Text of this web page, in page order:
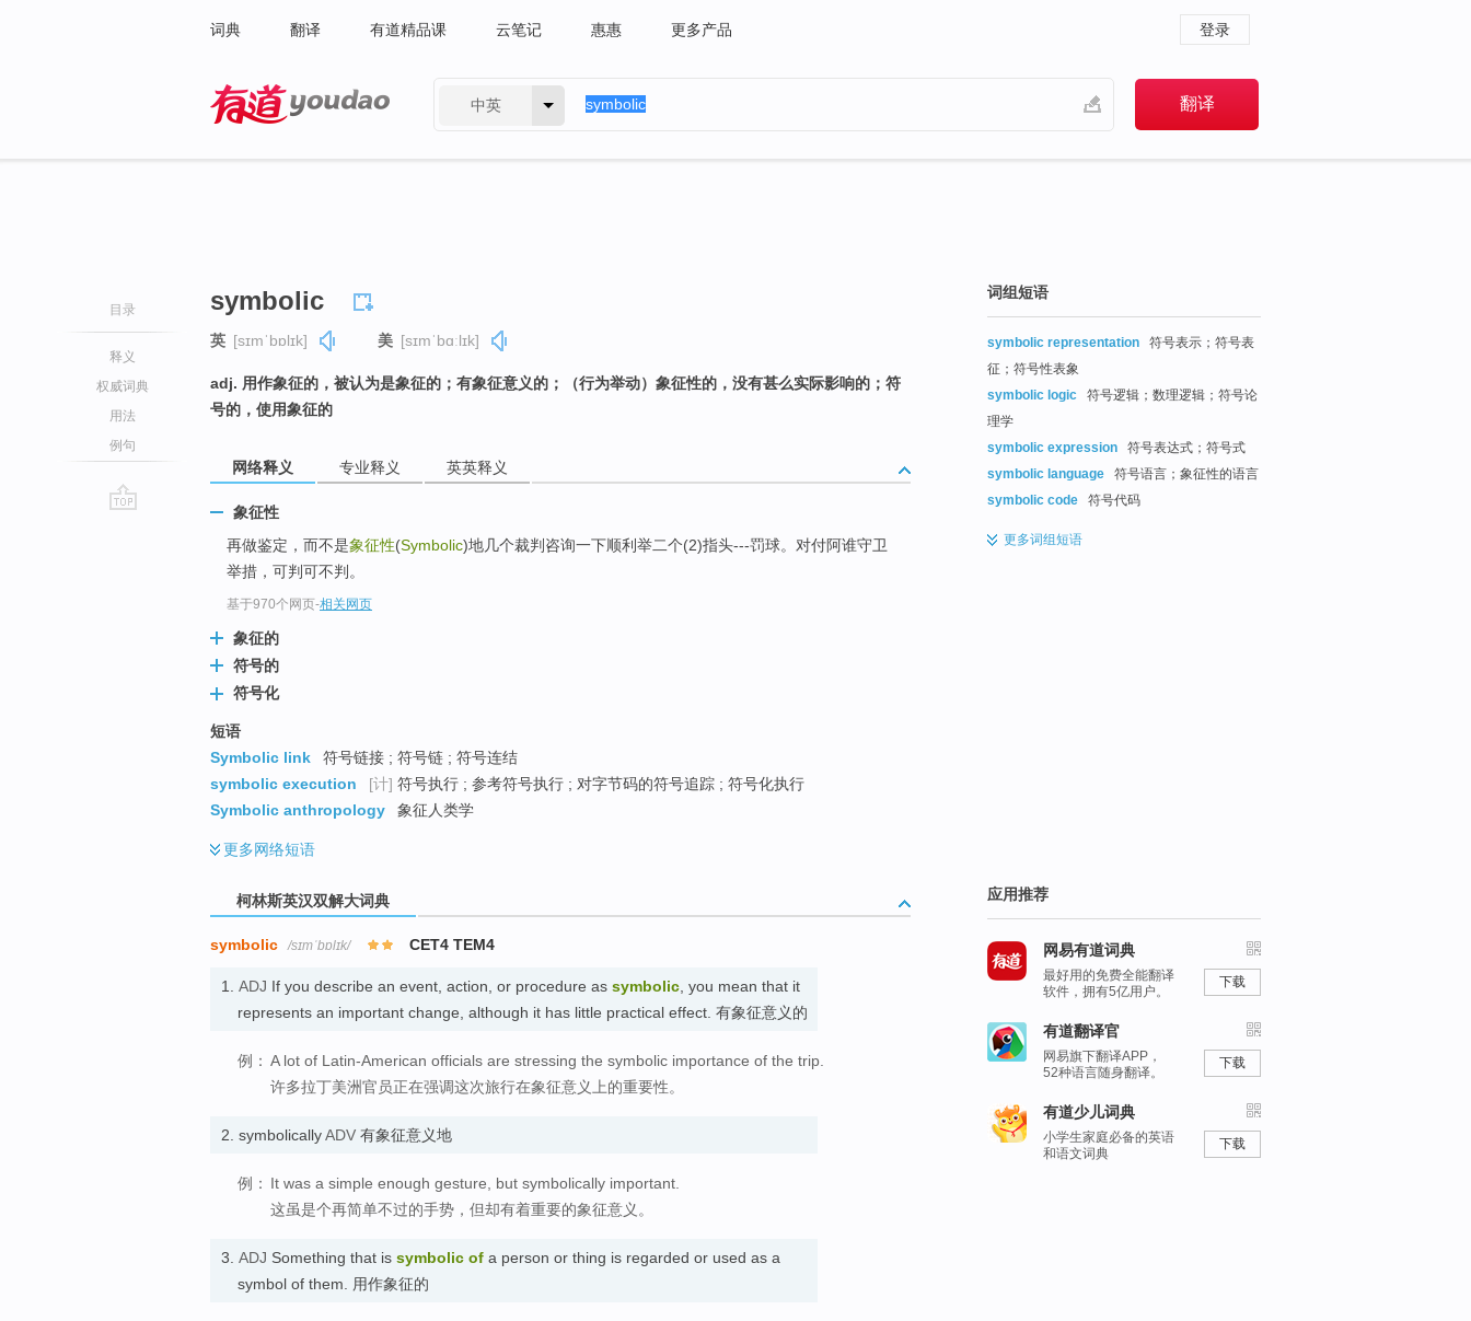
词典 翻译 有道精品课 云笔记 惠惠 更多产品 登录
中英
目录
释义
权威词典
用法
例句
symbolic
英 [sɪmˈbɒlɪk] 美 [sɪmˈbɑːlɪk]
adj. 用作象征的，被认为是象征的；有象征意义的；（行为举动）象征性的，没有甚么实际影响的；符
号的，使用象征的
网络释义 专业释义 英英释义
象征性
再做鉴定，而不是象征性(Symbolic)地几个裁判咨询一下顺利举二个(2)指头---罚球。对付阿谁守卫
举措，可判可不判。
基于970个网页-相关网页
象征的
符号的
符号化
短语
Symbolic link
符号链接 ; 符号链 ; 符号连结
symbolic execution
[计] 符号执行 ; 参考符号执行 ; 对字节码的符号追踪 ; 符号化执行
Symbolic anthropology
象征人类学
更多网络短语
柯林斯英汉双解大词典
symbolic /sɪmˈbɒlɪk/ CET4 TEM4
1. ADJ If you describe an event, action, or procedure as symbolic , you mean that it
represents an important change, although it has little practical effect. 有象征意义的
例： A lot of Latin-American officials are stressing the symbolic importance of the trip.
许多拉丁美洲官员正在强调这次旅行在象征意义上的重要性。
2. symbolicallyADV 有象征意义地
例： It was a simple enough gesture, but symbolically important.
这虽是个再简单不过的手势，但却有着重要的象征意义。
3. ADJ Something that is symbolic of a person or thing is regarded or used as a
symbol of them. 用作象征的
词组短语
symbolic representation
符号表示；符号表
征；符号性表象
symbolic logic
符号逻辑；数理逻辑；符号论
理学
symbolic expression
符号表达式；符号式
symbolic language
符号语言；象征性的语言
symbolic code
符号代码
更多词组短语
应用推荐